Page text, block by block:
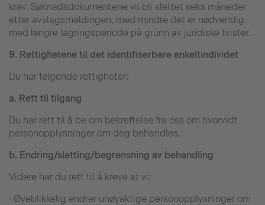
krav. Søknadsdokumentene vil bli slettet seks måneder
etter avslagsmeldingen, med mindre det er nødvendig
med lengre lagringsperiode på grunn av juridiske tvister.
9. Rettighetene til det identifiserbare enkeltindividet
Du har følgende rettigheter:
a. Rett til tilgang
Du har rett til å be om bekreftelse fra oss om hvorvidt
personopplysninger om deg behandles.
b. Endring/sletting/begrensning av behandling
Videre har du rett til å kreve at vi:
· Øyeblikkelig endrer unøyaktige personopplysninger om